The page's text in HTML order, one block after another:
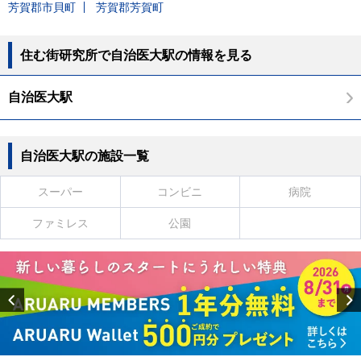
芳賀郡市貝町
芳賀郡芳賀町
住む街研究所で自治医大駅の情報を見る
自治医大駅
自治医大駅の施設一覧
スーパー コンビニ 病院
ファミレス 公園
Previous